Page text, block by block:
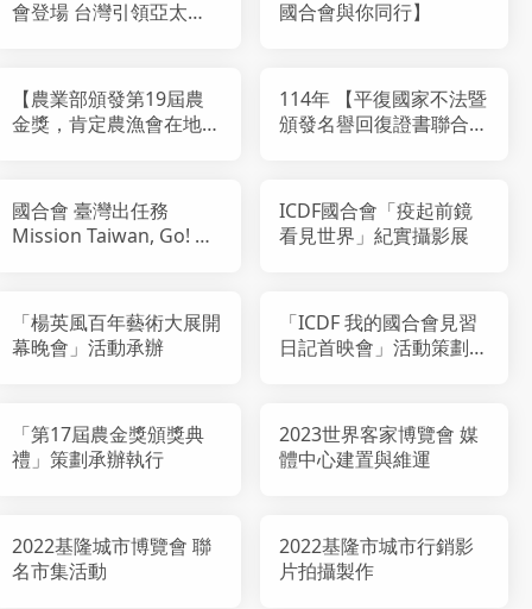
會登場 台灣引領亞太綠
國合會與你同行】
【農業部頒發第19屆農
金獎，肯定農漁會在地貢
114年 【平復國家不法暨
頒發名譽回復證書聯合典
國合會 臺灣出任務
Mission Taiwan, Go! 主
ICDF國合會「疫起前鏡
看見世界」紀實攝影展
「楊英風百年藝術大展開
幕晚會」活動承辦
「ICDF 我的國合會見習
日記首映會」活動策劃承
「第17屆農金獎頒獎典
禮」策劃承辦執行
2023世界客家博覽會 媒
體中心建置與維運
2022基隆城市博覽會 聯
名市集活動
2022基隆市城市行銷影
片拍攝製作